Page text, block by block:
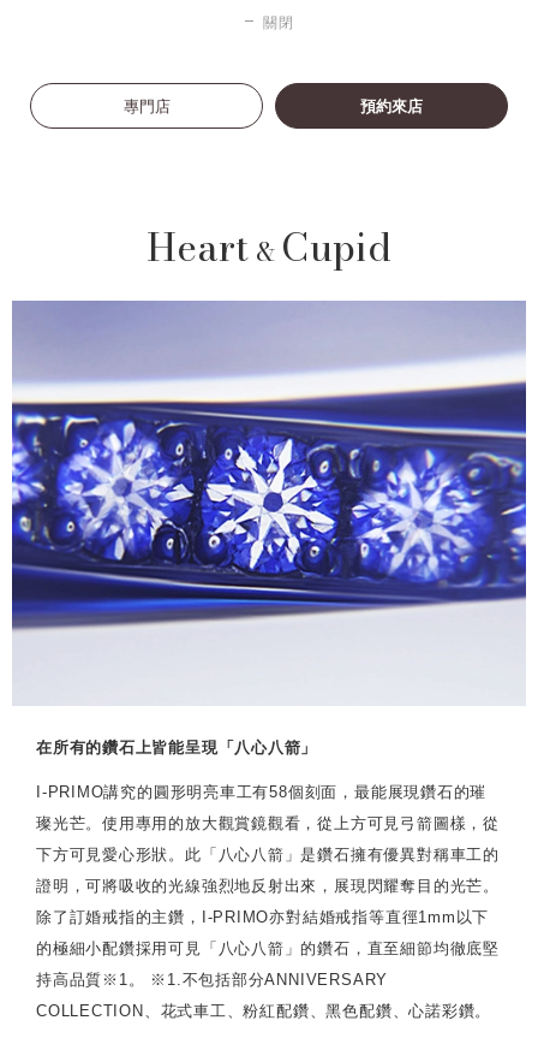
關閉
專門店 預約來店
Heart & Cupid
在所有的鑽石上皆能呈現「八心八箭」
I-PRIMO講究的圓形明亮車工有58個刻面，最能展現鑽石的璀
璨光芒。使用專用的放大觀賞鏡觀看，從上方可見弓箭圖樣，從
下方可見愛心形狀。此「八心八箭」是鑽石擁有優異對稱車工的
證明，可將吸收的光線強烈地反射出來，展現閃耀奪目的光芒。
除了訂婚戒指的主鑽，I-PRIMO亦對結婚戒指等直徑1mm以下
的極細小配鑽採用可見「八心八箭」的鑽石，直至細節均徹底堅
持高品質※1。 ※1.不包括部分ANNIVERSARY
COLLECTION、花式車工、粉紅配鑽、黑色配鑽、心諾彩鑽。